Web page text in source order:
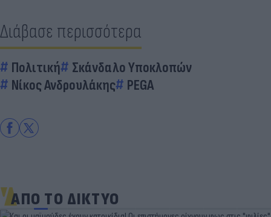
Διάβασε περισσότερα
Πολιτική
Σκάνδαλο Υποκλοπών
Νίκος Ανδρουλάκης
PEGA
ΑΠΟ ΤΟ ΔΙΚΤΥΟ